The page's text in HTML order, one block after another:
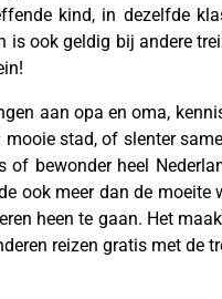
kind, in dezelfde
is ook geldig bij andere
aan opa en oma,
stad, of slenter
of bewonder heel
ook meer dan de
heen te gaan. Het
reizen gratis met de